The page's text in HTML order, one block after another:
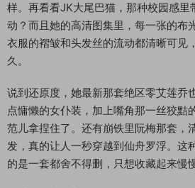
样。再看看JK大尾巴猫，那种校园感里
动？而且她的高清图集里，每一张的布
衣服的褶皱和头发丝的流动都清晰可见
久。
说到还原度，她最新那套绝区零艾莲乔
点慵懒的女仆装，加上嘴角那一丝狡黠
范儿拿捏住了。还有崩铁里阮梅那套，
发，真的让人一秒穿越到仙舟罗浮。这
的是一套都舍不得删，只想收藏起来慢